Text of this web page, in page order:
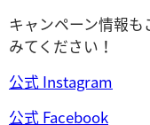
キャンペーン情報
みてください！
公式 Instagram
公式 Facebook